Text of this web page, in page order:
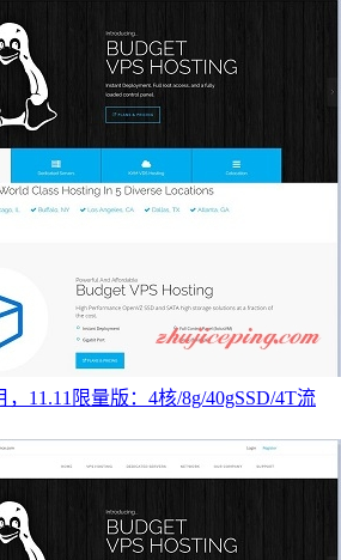
，11.11限量版：4核/8g/40gSSD/4T流